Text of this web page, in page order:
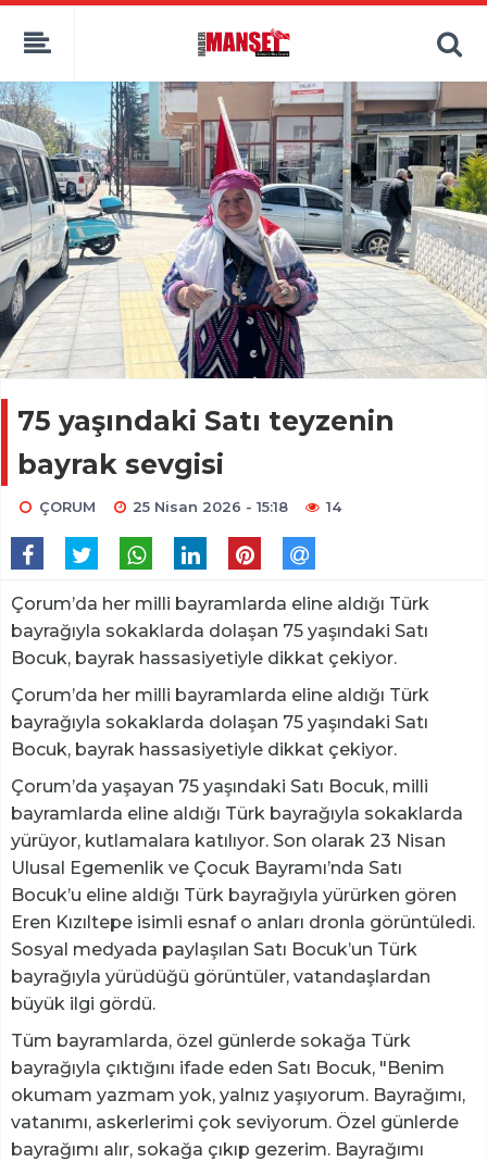
75 yaşındaki Satı teyzenin
bayrak sevgisi
ÇORUM 25 Nisan 2026 - 15:18 14
Çorum’da her milli bayramlarda eline aldığı Türk
bayrağıyla sokaklarda dolaşan 75 yaşındaki Satı
Bocuk, bayrak hassasiyetiyle dikkat çekiyor.
Çorum’da her milli bayramlarda eline aldığı Türk
bayrağıyla sokaklarda dolaşan 75 yaşındaki Satı
Bocuk, bayrak hassasiyetiyle dikkat çekiyor.
Çorum’da yaşayan 75 yaşındaki Satı Bocuk, milli
bayramlarda eline aldığı Türk bayrağıyla sokaklarda
yürüyor, kutlamalara katılıyor. Son olarak 23 Nisan
Ulusal Egemenlik ve Çocuk Bayramı’nda Satı
Bocuk’u eline aldığı Türk bayrağıyla yürürken gören
Eren Kızıltepe isimli esnaf o anları dronla görüntüledi.
Sosyal medyada paylaşılan Satı Bocuk’un Türk
bayrağıyla yürüdüğü görüntüler, vatandaşlardan
büyük ilgi gördü.
Tüm bayramlarda, özel günlerde sokağa Türk
bayrağıyla çıktığını ifade eden Satı Bocuk, "Benim
okumam yazmam yok, yalnız yaşıyorum. Bayrağımı,
vatanımı, askerlerimi çok seviyorum. Özel günlerde
bayrağımı alır, sokağa çıkıp gezerim. Bayrağımı